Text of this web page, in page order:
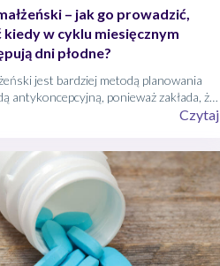
– jak go prowadzić,
w cyklu miesięcznym
dni płodne?
jest bardziej metodą planowania
antykoncepcyjną, ponieważ zakłada, że
unika współżycia. Opiera się na
dla których nieplanowane pojawienie się
Czytaj